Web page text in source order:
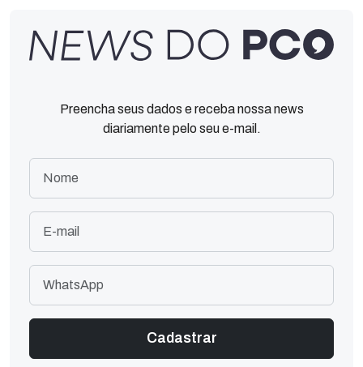
Preencha seus dados e receba nossa news
diariamente pelo seu e-mail.